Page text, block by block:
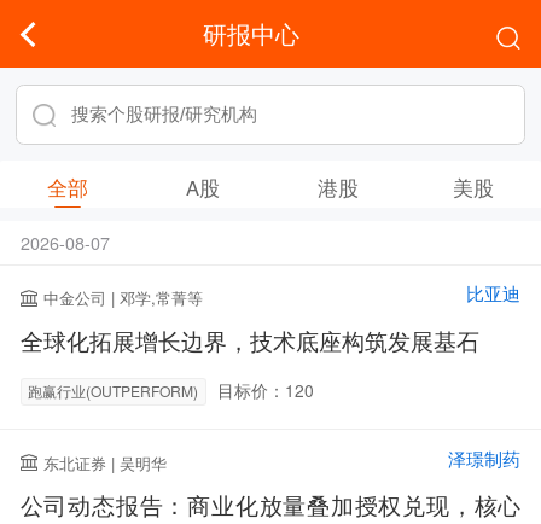
研报中心
全部 A股 港股 美股
2026-08-07
中金公司 | 邓学,常菁等 比亚迪
全球化拓展增长边界，技术底座构筑发展基石
跑赢行业(OUTPERFORM) 目标价：120
东北证券 | 吴明华 泽璟制药
公司动态报告：商业化放量叠加授权兑现，核心